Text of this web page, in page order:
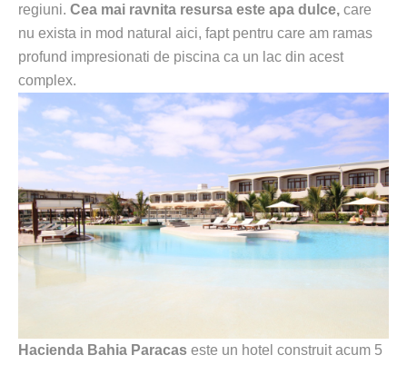
regiuni. Cea mai ravnita resursa este apa dulce, care
nu exista in mod natural aici, fapt pentru care am ramas
profund impresionati de piscina ca un lac din acest
complex.
Hacienda Bahia Paracas este un hotel construit acum 5